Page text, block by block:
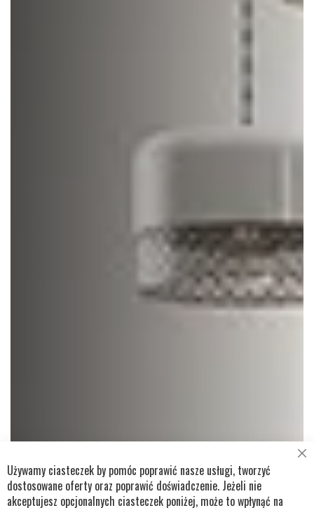
Używamy ciasteczek by pomóc poprawić nasze usługi, tworzyć
dostosowane oferty oraz poprawić doświadczenie. Jeżeli nie
akceptujesz opcjonalnych ciasteczek poniżej, może to wpłynąć na